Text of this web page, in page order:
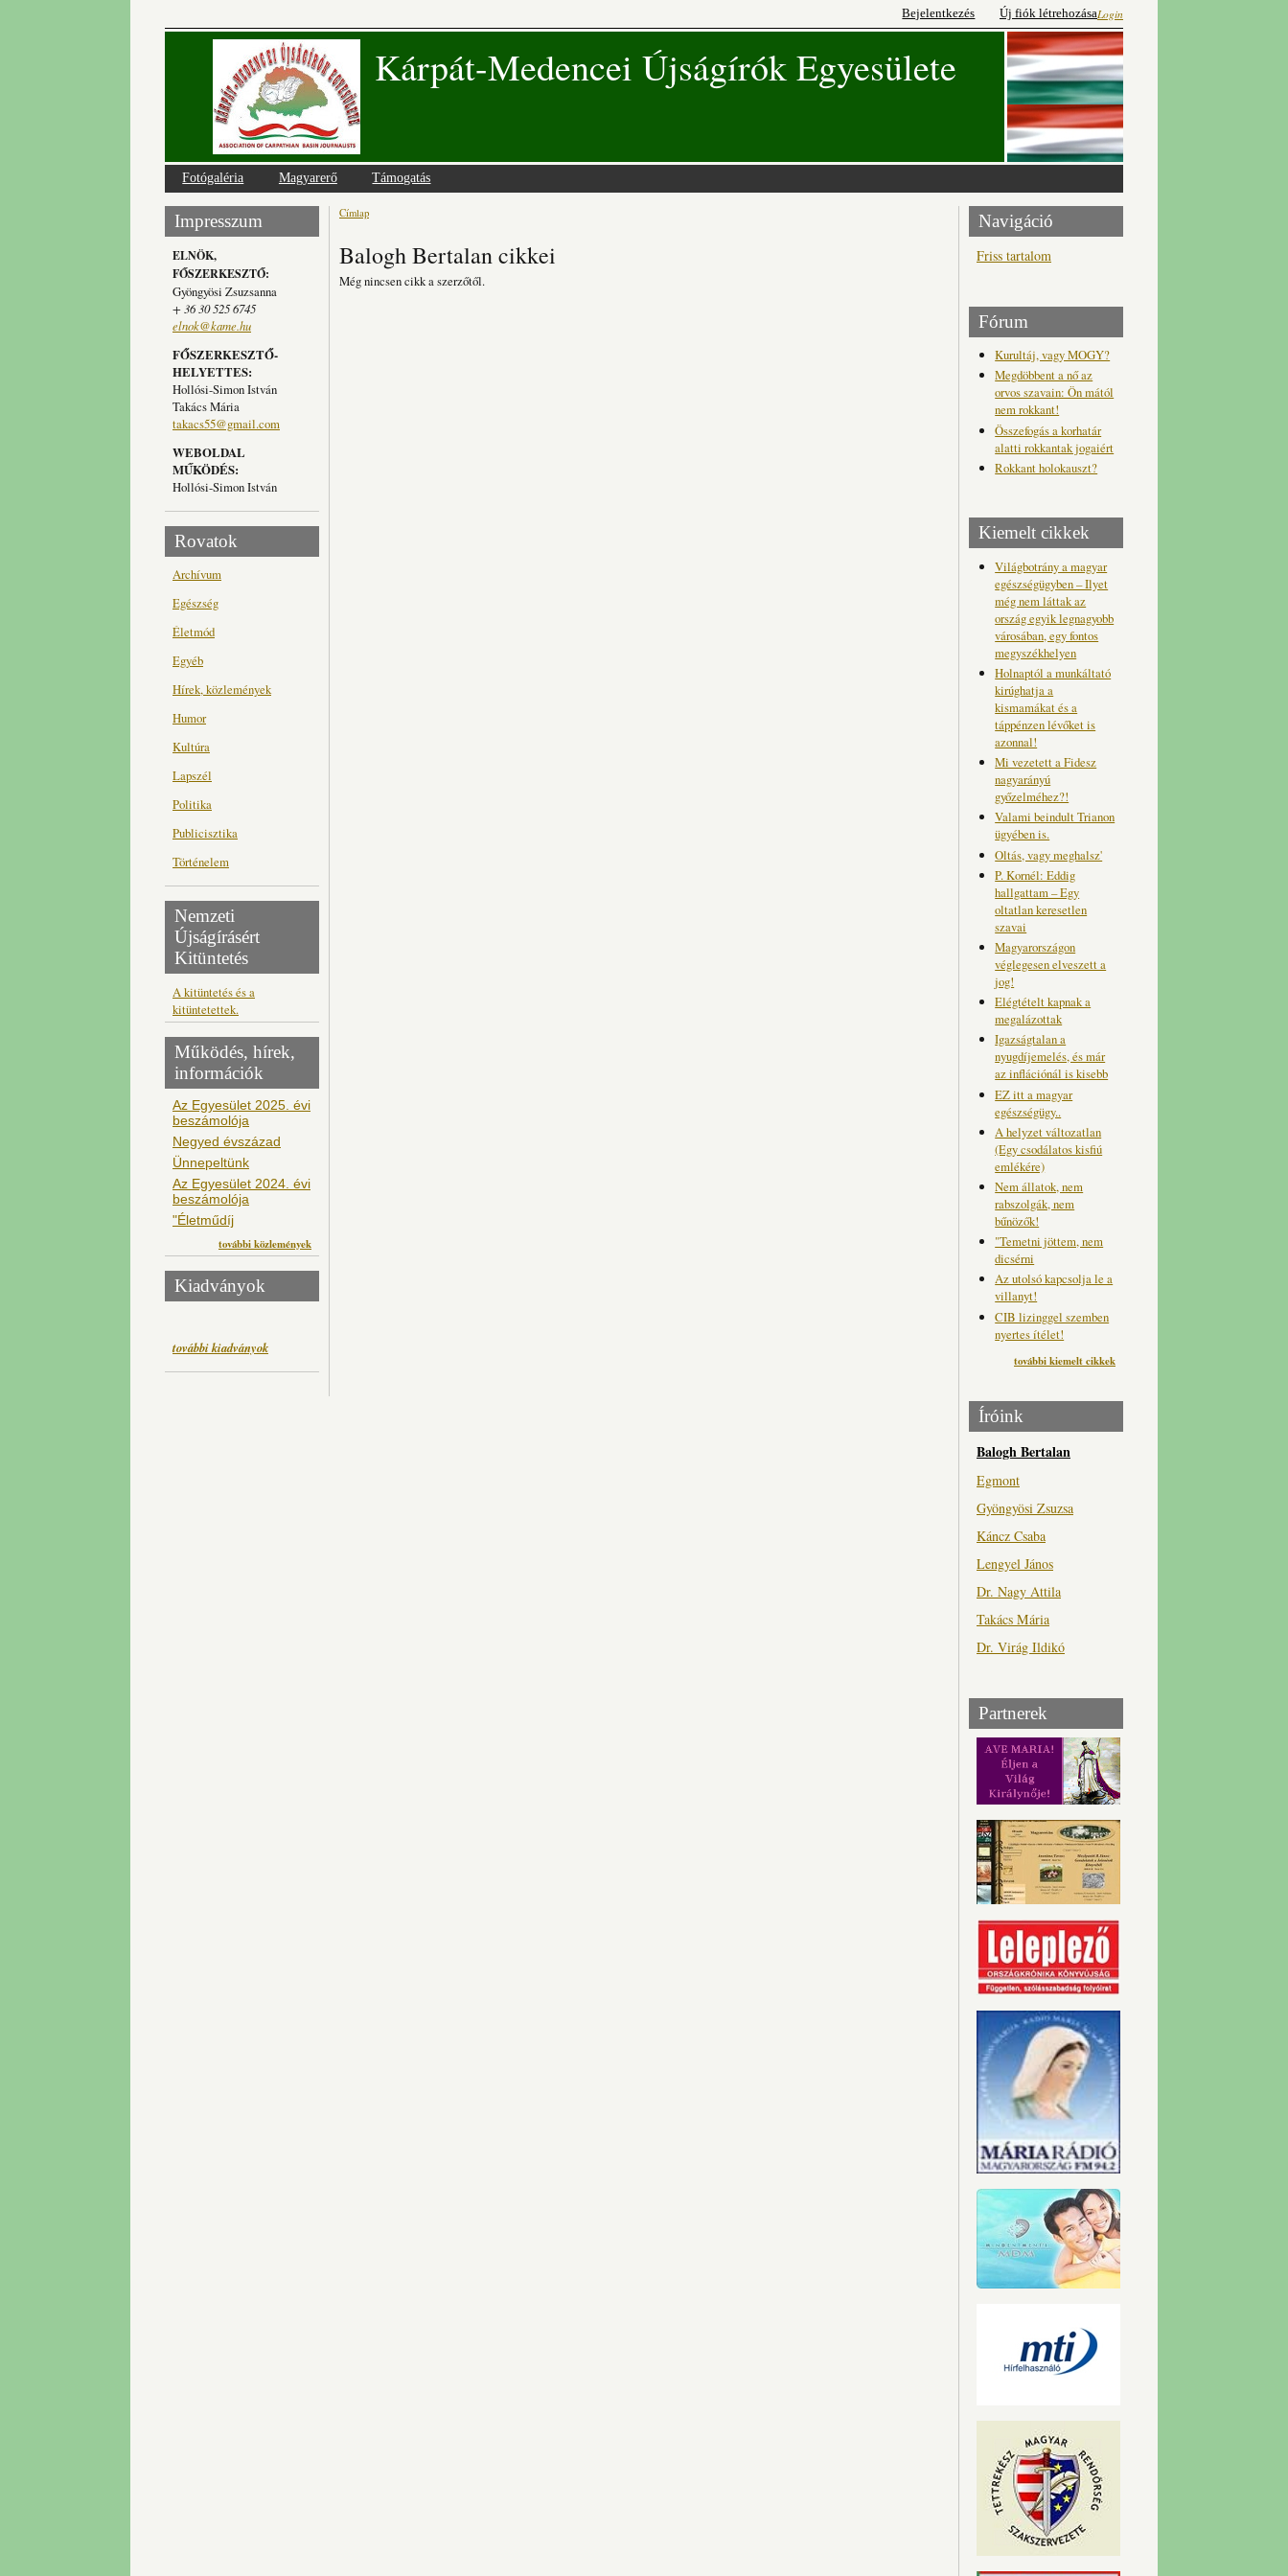
Login
Bejelentkezés Új fiók létrehozása
Kárpát-Medencei Újságírók Egyesülete
Fotógaléria Magyarerő Támogatás
Impresszum
ELNÖK,
FŐSZERKESZTŐ:
Gyöngyösi Zsuzsanna
+ 36 30 525 6745
elnok@kame.hu
FŐSZERKESZTŐ-
HELYETTES:
Hollósi-Simon István
Takács Mária
takacs55@gmail.com
WEBOLDAL
MŰKÖDÉS:
Hollósi-Simon István
Rovatok
Archívum
Egészség
Életmód
Egyéb
Hírek, közlemények
Humor
Kultúra
Lapszél
Politika
Publicisztika
Történelem
Nemzeti
Újságírásért
Kitüntetés
A kitüntetés és a
kitüntetettek.
Működés, hírek,
információk
Az Egyesület 2025. évi
beszámolója
Negyed évszázad
Ünnepeltünk
Az Egyesület 2024. évi
beszámolója
"Életműdíj
további közlemények
Kiadványok
további kiadványok
Jelenlegi hely
Címlap
Balogh Bertalan cikkei
Még nincsen cikk a szerzőtől.
Navigáció
Friss tartalom
Fórum
Kurultáj, vagy MOGY?
Megdöbbent a nő az
orvos szavain: Ön mától
nem rokkant!
Összefogás a korhatár
alatti rokkantak jogaiért
Rokkant holokauszt?
Kiemelt cikkek
Világbotrány a magyar
egészségügyben – Ilyet
még nem láttak az
ország egyik legnagyobb
városában, egy fontos
megyszékhelyen
Holnaptól a munkáltató
kirúghatja a
kismamákat és a
táppénzen lévőket is
azonnal!
Mi vezetett a Fidesz
nagyarányú
győzelméhez?!
Valami beindult Trianon
ügyében is.
Oltás, vagy meghalsz'
P. Kornél: Eddig
hallgattam – Egy
oltatlan keresetlen
szavai
Magyarországon
véglegesen elveszett a
jog!
Elégtételt kapnak a
megalázottak
Igazságtalan a
nyugdíjemelés, és már
az inflációnál is kisebb
EZ itt a magyar
egészségügy..
A helyzet változatlan
(Egy csodálatos kisfiú
emlékére)
Nem állatok, nem
rabszolgák, nem
bűnözők!
"Temetni jöttem, nem
dicsérni
Az utolsó kapcsolja le a
villanyt!
CIB lizinggel szemben
nyertes ítélet!
további kiemelt cikkek
Íróink
Balogh Bertalan
Egmont
Gyöngyösi Zsuzsa
Káncz Csaba
Lengyel János
Dr. Nagy Attila
Takács Mária
Dr. Virág Ildikó
Partnerek